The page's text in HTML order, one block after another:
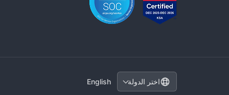
اختر الدولة
تغيير الدولة English